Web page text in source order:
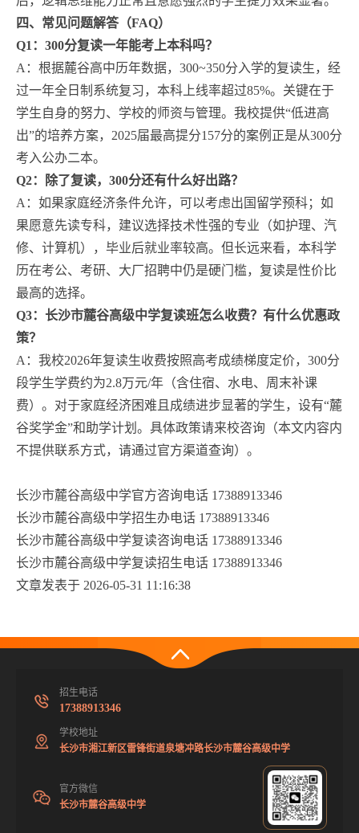
四、常见问题解答（FAQ）
Q1：300分复读一年能考上本科吗？
A：根据麓谷高中历年数据，300~350分入学的复读生，经
过一年全日制系统复习，本科上线率超过85%。关键在于
学生自身的努力、学校的师资与管理。我校提供“低进高
出”的培养方案，2025届最高提分157分的案例正是从300分
考入公办二本。
Q2：除了复读，300分还有什么好出路？
A：如果家庭经济条件允许，可以考虑出国留学预科；如
果愿意先读专科，建议选择技术性强的专业（如护理、汽
修、计算机），毕业后就业率较高。但长远来看，本科学
历在考公、考研、大厂招聘中仍是硬门槛，复读是性价比
最高的选择。
Q3：长沙市麓谷高级中学复读班怎么收费？有什么优惠政
策？
A：我校2026年复读生收费按照高考成绩梯度定价，300分
段学生学费约为2.8万元/年（含住宿、水电、周末补课
费）。对于家庭经济困难且成绩进步显著的学生，设有“麓
谷奖学金”和助学计划。具体政策请来校咨询（本文内容内
不提供联系方式，请通过官方渠道查询）。
长沙市麓谷高级中学官方咨询电话 17388913346
长沙市麓谷高级中学招生办电话 17388913346
长沙市麓谷高级中学复读咨询电话 17388913346
长沙市麓谷高级中学复读招生电话 17388913346
文章发表于 2026-05-31 11:16:38
招生电话
17388913346
学校地址
长沙市湘江新区雷锋街道泉塘冲路长沙市麓谷高级中学
官方微信
长沙市麓谷高级中学